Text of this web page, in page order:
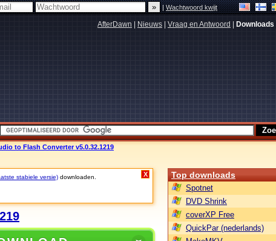
|Wachtwoord kwijt
AfterDawn Nieuws Vraag en Antwoord Downloads
to Flash Converter v5.0.32.1219
stabiele versie) downloaden. X Top downloads
Spotnet
DVD Shrink
coverXP Free
QuickPar (nederlands)